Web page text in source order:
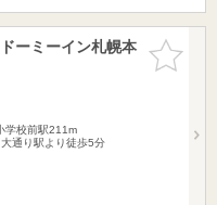
お気に入
りに追加
ーミーイン札幌本
学校前駅211m
通り駅より徒歩5分